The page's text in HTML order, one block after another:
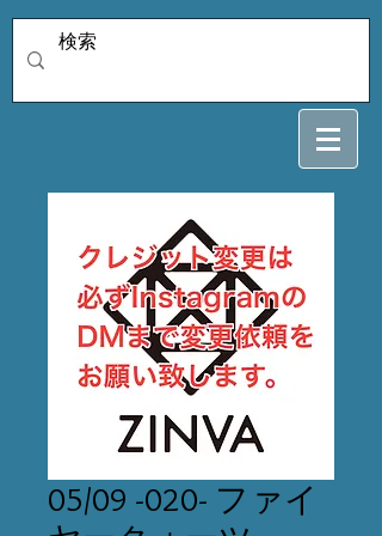
05/09 -020- ファイ